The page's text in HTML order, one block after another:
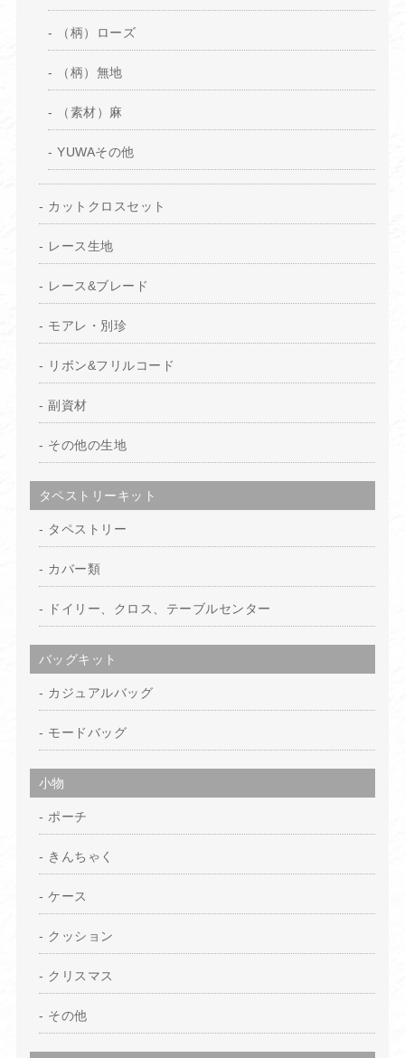
（柄）ローズ
（柄）無地
（素材）麻
YUWAその他
カットクロスセット
レース生地
レース&ブレード
モアレ・別珍
リボン&フリルコード
副資材
その他の生地
タペストリーキット
タペストリー
カバー類
ドイリー、クロス、テーブルセンター
バッグキット
カジュアルバッグ
モードバッグ
小物
ポーチ
きんちゃく
ケース
クッション
クリスマス
その他